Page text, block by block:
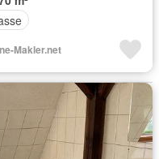
Makler.net